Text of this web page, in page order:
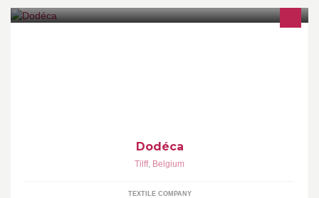
Dodéca
Tilff, Belgium
TEXTILE COMPANY